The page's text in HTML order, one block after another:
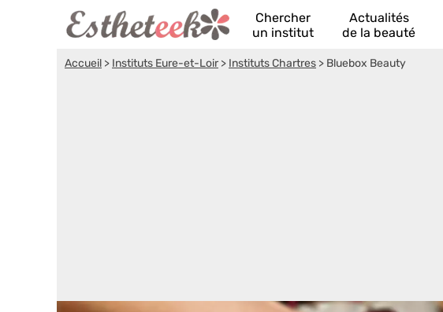
Chercher
un institut
Actualités
de la beauté
Accueil > Instituts Eure-et-Loir > Instituts Chartres > Bluebox Beauty